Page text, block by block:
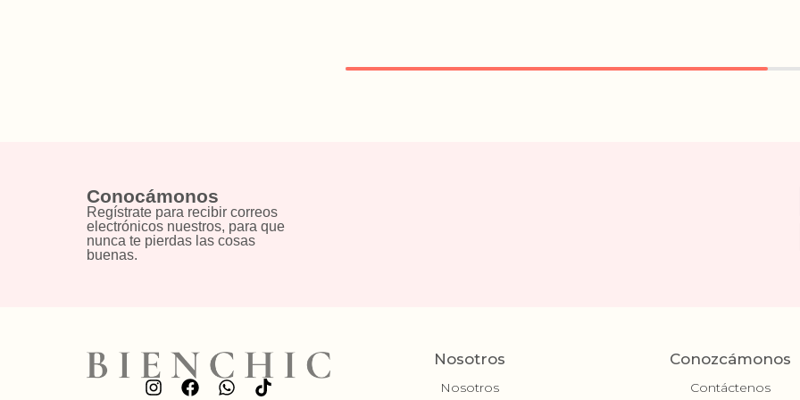
Conocámonos
Regístrate para recibir correos
electrónicos nuestros, para que
nunca te pierdas las cosas
buenas.
Nosotros
Nosotros
Conozcámonos
Contáctenos